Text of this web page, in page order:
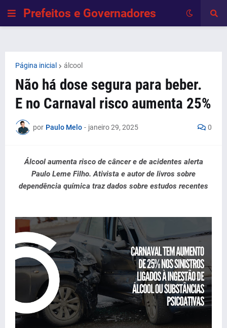
Prefeitos e Governadores
Página inicial álcool
Não há dose segura para beber.
E no Carnaval risco aumenta 25%
por Paulo Melo - janeiro 29, 2025 0
Álcool aumenta risco de câncer e de acidentes alerta
Paulo Leme Filho. Ativista e autor de livros sobre
dependência química traz dados sobre estudos recentes